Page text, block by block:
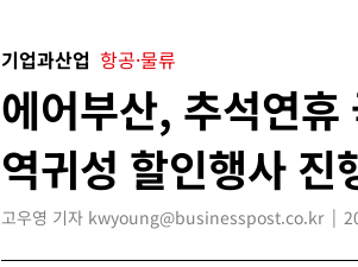
기업과산업 항공·물류
에어부산, 추석연
역귀성 할인행사 진
고우영 기자 kwyoung@businesspost.co.kr